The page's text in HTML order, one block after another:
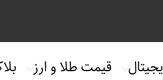
قیمت طلا و ارز